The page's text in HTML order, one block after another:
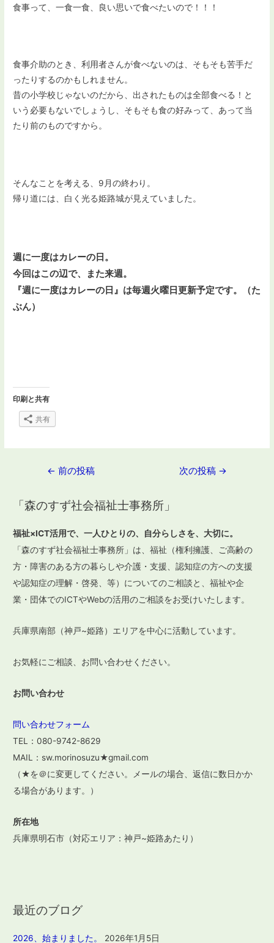
食事って、一食一食、良い思いで食べたいので！！！
食事介助のとき、利用者さんが食べないのは、そもそも苦手だ
ったりするのかもしれません。
昔の小学校じゃないのだから、出されたものは全部食べる！と
いう必要もないでしょうし、そもそも食の好みって、あって当
たり前のものですから。
そんなことを考える、9月の終わり。
帰り道には、白く光る姫路城が見えていました。
週に一度はカレーの日。
今回はこの辺で、
また来週。
『週に一度はカレーの日』は毎週火曜日更新予定です。
（た
ぶん）
印刷と共有
共有
ナ
ビ
ゲ
ー
シ
ョ
ン
← 前の投稿 次の投稿 →
「森のすず社会福祉士事務所」
福祉×ICT活用で、一人ひとりの、自分らしさを、大切に。
「森のすず社会福祉士事務所」は、福祉（権利擁護、ご高齢の
方・障害のある方の暮らしや介護・支援、認知症の方への支援
や認知症の理解・啓発、等）についてのご相談と、福祉や企
業・団体でのICTやWebの活用のご相談をお受けいたします。
兵庫県南部（神戸~姫路）エリアを中心に活動しています。
お気軽にご相談、お問い合わせください。
お問い合わせ
問い合わせフォーム
TEL：080-9742-8629
MAIL：sw.morinosuzu★gmail.com
（★を＠に変更してください。メールの場合、返信に数日かか
る場合があります。）
所在地
兵庫県明石市（対応エリア：神戸~姫路あたり）
最近のブログ
2026、始まりました。 2026年1月5日